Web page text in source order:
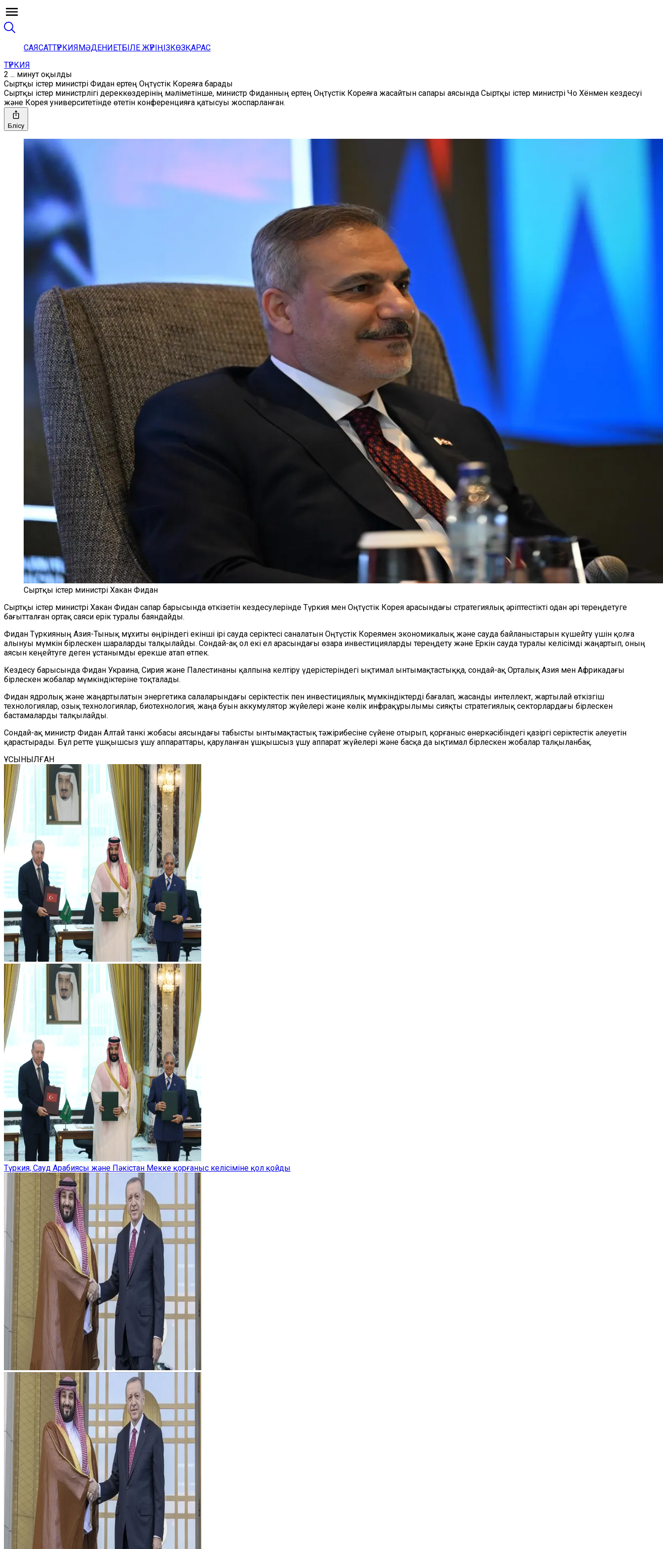
САЯСАТТҮРКИЯМӘДЕНИЕТБІЛЕ ЖҮРІҢІЗКӨЗҚАРАС
ТҮРКИЯ
2 ... минут оқылды
Сыртқы істер министрі Фидан ертең Оңтүстік Кореяға барады
Сыртқы істер министрлігі дереккөздерінің мәліметінше, министр Фиданның ертең Оңтүстік Кореяға жасайтын сапары аясында Сыртқы істер министрі Чо Хёнмен кездесуі
және Корея университетінде өтетін конференцияға қатысуы жоспарланған.
Бөлісу
Сыртқы істер министрі Хакан Фидан
Сыртқы істер министрі Хакан Фидан сапар барысында өткізетін кездесулерінде Түркия мен Оңтүстік Корея арасындағы стратегиялық әріптестікті одан әрі тереңдетуге
бағытталған ортақ саяси ерік туралы баяндайды.
Фидан Түркияның Азия-Тынық мұхиты өңіріндегі екінші ірі сауда серіктесі саналатын Оңтүстік Кореямен экономикалық және сауда байланыстарын күшейту үшін қолға
алынуы мүмкін бірлескен шараларды талқылайды. Сондай-ақ ол екі ел арасындағы өзара инвестицияларды тереңдету және Еркін сауда туралы келісімді жаңартып, оның
аясын кеңейтуге деген ұстанымды ерекше атап өтпек.
Кездесу барысында Фидан Украина, Сирия және Палестинаны қалпына келтіру үдерістеріндегі ықтимал ынтымақтастыққа, сондай-ақ Орталық Азия мен Африкадағы
бірлескен жобалар мүмкіндіктеріне тоқталады.
Фидан ядролық және жаңартылатын энергетика салаларындағы серіктестік пен инвестициялық мүмкіндіктерді бағалап, жасанды интеллект, жартылай өткізгіш
технологиялар, озық технологиялар, биотехнология, жаңа буын аккумулятор жүйелері және көлік инфрақұрылымы сияқты стратегиялық секторлардағы бірлескен
бастамаларды талқылайды.
Сондай-ақ министр Фидан Алтай танкі жобасы аясындағы табысты ынтымақтастық тәжірибесіне сүйене отырып, қорғаныс өнеркәсібіндегі қазіргі серіктестік әлеуетін
қарастырады. Бұл ретте ұшқышсыз ұшу аппараттары, қаруланған ұшқышсыз ұшу аппарат жүйелері және басқа да ықтимал бірлескен жобалар талқыланбақ.
ҰСЫНЫЛҒАН
Түркия, Сауд Арабиясы және Пәкістан Мекке қорғаныс келісіміне қол қойды